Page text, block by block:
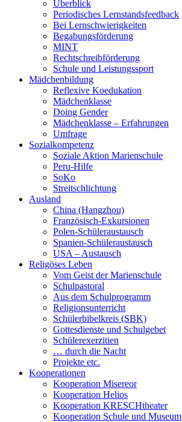
Überblick
Periodisches Lernstandsfeedback
Bei Lernschwierigkeiten
Begabungsförderung
MINT
Rechtschreibförderung
Schule und Leistungssport
Mädchenbildung
Reflexive Koedukation
Mädchenklasse
Doing Gender
Mädchenklasse – Erfahrungen
Umfrage
Sozialkompetenz
Soziale Aktion Marienschule
Peru-Hilfe
SoKo
Streitschlichtung
Ausland
China (Hangzhou)
Französisch-Exkursionen
Polen-Schüleraustausch
Spanien-Schüleraustausch
USA – Austausch
Religöses Leben
Vom Geist der Marienschule
Schulpastoral
Aus dem Schulprogramm
Religionsunterricht
Schülerbibelkreis (SBK)
Gottesdienste und Schulgebet
Schülerexerzitien
… durch die Nacht
Projekte etc.
Kooperationen
Kooperation Misereor
Kooperation Helios
Kooperation KRESCHtheater
Kooperation Schule und Museum